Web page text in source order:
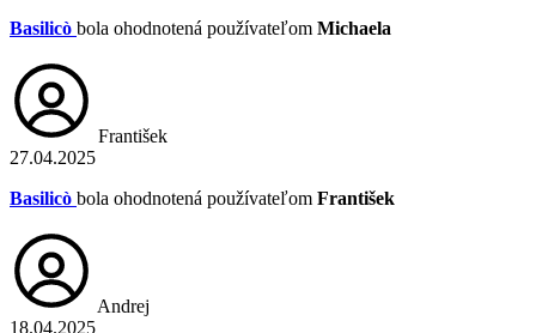
Basilicò bola ohodnotená používateľom Michaela
František
27.04.2025
Basilicò bola ohodnotená používateľom František
Andrej
18.04.2025